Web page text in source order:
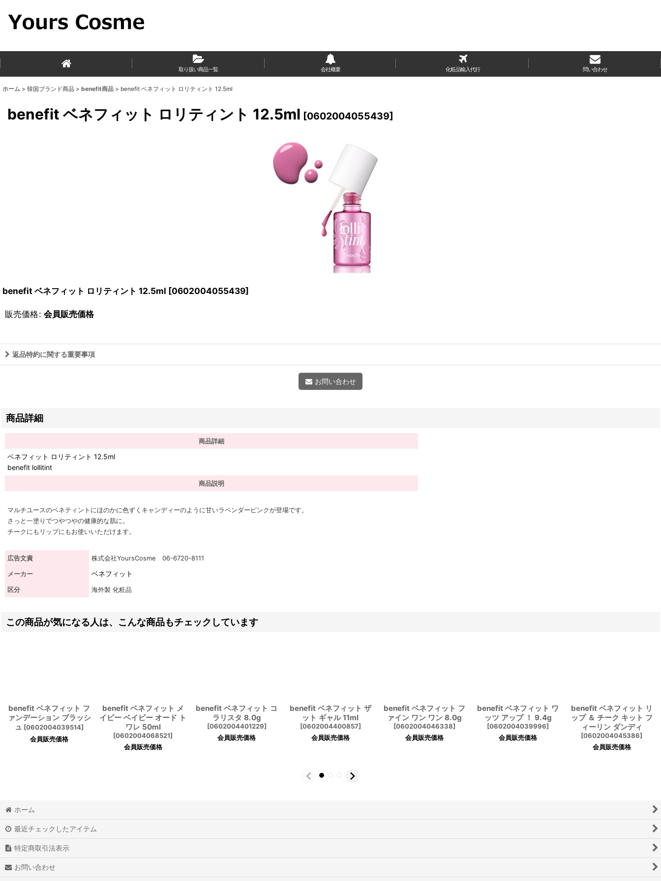
取り扱い商品一覧 会社概要 化粧品輸入代行 問い合わせ
ホーム > 韓国ブランド商品 > benefit商品 > benefit ベネフィット ロリティント 12.5ml
benefit ベネフィット ロリティント 12.5ml [0602004055439]
benefit ベネフィット ロリティント 12.5ml [0602004055439]
販売価格: 会員販売価格
返品特約に関する重要事項
お問い合わせ
商品詳細
商品詳細
ベネフィット ロリティント 12.5ml
benefit lollitint
商品説明
マルチユースのベネティントにほのかに色ずくキャンディーのように甘いラベンダーピンクが登場です。
さっと一塗りでつやつやの健康的な肌に。
チークにもリップにもお使いいただけます。
広告文責
株式会社YoursCosme 06-6720-8111
メーカー
ベネフィット
区分 海外製 化粧品
この商品が気になる人は、こんな商品もチェックしています
benefit ベネフィット フ
ァンデーション ブラッシ
ュ [0602004039514]
会員販売価格
benefit ベネフィット メ
イビー ベイビー オード ト
ワレ 50ml
[0602004068521]
会員販売価格
benefit ベネフィット コ
ラリスタ 8.0g
[0602004401229]
会員販売価格
benefit ベネフィット ザ
ット ギャル 11ml
[0602004400857]
会員販売価格
benefit ベネフィット フ
ァイン ワン ワン 8.0g
[0602004046338]
会員販売価格
benefit ベネフィット ワ
ッツ アップ ！ 9.4g
[0602004039996]
会員販売価格
benefit ベネフィット リ
ップ ＆ チーク キット フ
ィーリン ダンディ
[0602004045386]
会員販売価格
ホーム
最近チェックしたアイテム
特定商取引法表示
お問い合わせ